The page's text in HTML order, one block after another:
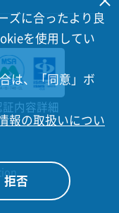
ズに合ったより良
を使用してい
は、「同意」ボ
報の取扱いについ
拒否
証内容詳細